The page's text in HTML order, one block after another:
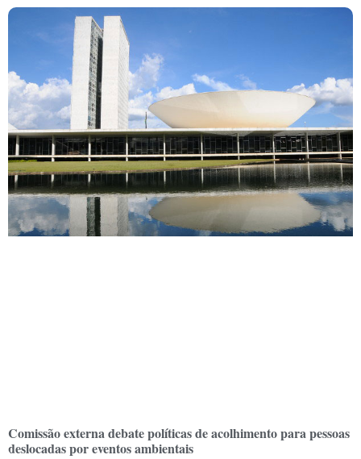
Comissão externa debate políticas de acolhimento para pessoas
deslocadas por eventos ambientais